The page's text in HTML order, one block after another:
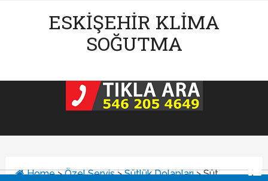
ESKIŞEHIR KLIMA
SOĞUTMA
Home>Özel Servis>Sütlük Dolapları>Süt